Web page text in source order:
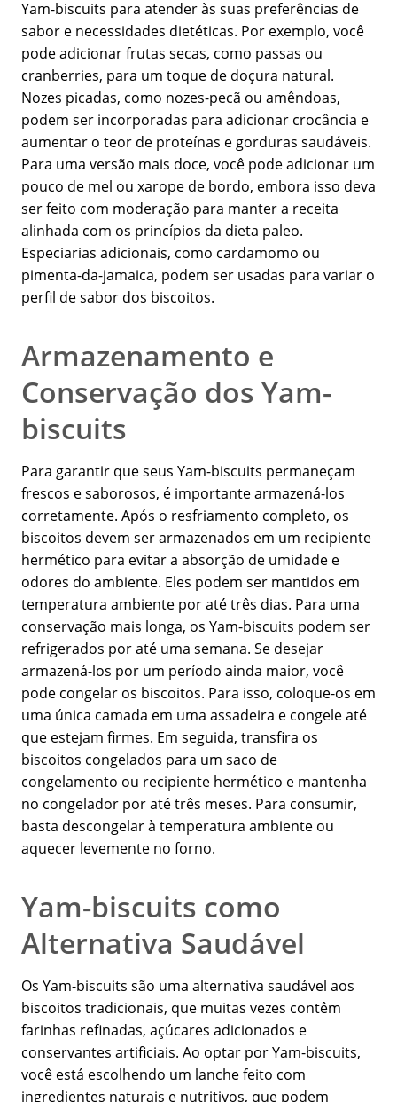
Yam-biscuits para atender às suas preferências de
sabor e necessidades dietéticas. Por exemplo, você
pode adicionar frutas secas, como passas ou
cranberries, para um toque de doçura natural.
Nozes picadas, como nozes-pecã ou amêndoas,
podem ser incorporadas para adicionar crocância e
aumentar o teor de proteínas e gorduras saudáveis.
Para uma versão mais doce, você pode adicionar um
pouco de mel ou xarope de bordo, embora isso deva
ser feito com moderação para manter a receita
alinhada com os princípios da dieta paleo.
Especiarias adicionais, como cardamomo ou
pimenta-da-jamaica, podem ser usadas para variar o
perfil de sabor dos biscoitos.
Armazenamento e
Conservação dos Yam-
biscuits
Para garantir que seus Yam-biscuits permaneçam
frescos e saborosos, é importante armazená-los
corretamente. Após o resfriamento completo, os
biscoitos devem ser armazenados em um recipiente
hermético para evitar a absorção de umidade e
odores do ambiente. Eles podem ser mantidos em
temperatura ambiente por até três dias. Para uma
conservação mais longa, os Yam-biscuits podem ser
refrigerados por até uma semana. Se desejar
armazená-los por um período ainda maior, você
pode congelar os biscoitos. Para isso, coloque-os em
uma única camada em uma assadeira e congele até
que estejam firmes. Em seguida, transfira os
biscoitos congelados para um saco de
congelamento ou recipiente hermético e mantenha
no congelador por até três meses. Para consumir,
basta descongelar à temperatura ambiente ou
aquecer levemente no forno.
Yam-biscuits como
Alternativa Saudável
Os Yam-biscuits são uma alternativa saudável aos
biscoitos tradicionais, que muitas vezes contêm
farinhas refinadas, açúcares adicionados e
conservantes artificiais. Ao optar por Yam-biscuits,
você está escolhendo um lanche feito com
ingredientes naturais e nutritivos, que podem